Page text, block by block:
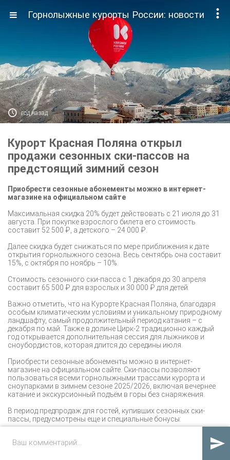

Горнолыжные курорты России: новости
 год назад
Курорт Красная Поляна открыл
продажи сезонных ски-пассов на
предстоящий зимний сезон
Приобрести сезонные абонементы можно в интернет-
магазине на официальном сайте
Максимальная скидка 20% будет действовать с 21 июля до 31
августа. При покупке взрослого билета его стоимость
составит 52 500 ₽, а детского – 24 000 ₽.
Далее скидка будет снижаться по мере приближения к дате
открытия горнолыжного сезона. Весь сентябрь она составит
15%, с октября по ноябрь – 10%.
Стоимость сезонного ски-пасса с 1 декабря до 30 апреля
составит 65 500 ₽ для взрослых и 30 000 ₽ для детей.
Важно отметить, что на Курорте Красная Поляна, благодаря
особым климатическим условиям и уникальному природному
ландшафту, самый продолжительный период катания – с
декабря по май. Также в долине Цирк-2 традиционно каждый
год открывается дополнительная сессия для лыжников и
сноубордистов, которая длится до середины июля.
Приобрести сезонные абонементы можно в интернет-
магазине на официальном сайте. Ски-пассы позволяют
пользоваться всеми горнолыжными трассами курорта и
сноупарками в зимнем сезоне 2025/2026, включая вечернее
катание и экскурсионный подъём в горы без снаряжения.
В период предпродаж для гостей, купивших сезонных ски-
пассы, предусмотрены еще и специальные бонусы:
и флагманском панорамном ресторане «Вершина»
10% скидка на индивидуальные или групповые занятия с
